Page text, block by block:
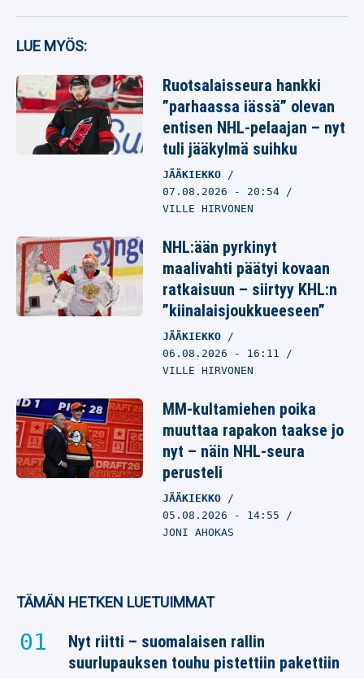
LUE MYÖS:
Ruotsalaisseura hankki
”parhaassa iässä” olevan
entisen NHL-pelaajan – nyt
tuli jääkylmä suihku
JÄÄKIEKKO
07.08.2026 - 20:54
VILLE HIRVONEN
NHL:ään pyrkinyt
maalivahti päätyi kovaan
ratkaisuun – siirtyy KHL:n
”kiinalaisjoukkueeseen”
JÄÄKIEKKO
06.08.2026 - 16:11
VILLE HIRVONEN
MM-kultamiehen poika
muuttaa rapakon taakse jo
nyt – näin NHL-seura
perusteli
JÄÄKIEKKO
05.08.2026 - 14:55
JONI AHOKAS
TÄMÄN HETKEN LUETUIMMAT
Nyt riitti – suomalaisen rallin
suurlupauksen touhu pistettiin pakettiin